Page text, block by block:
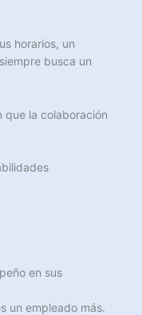
horarios, un
busca un
que la colaboración
en sus
un empleado más.